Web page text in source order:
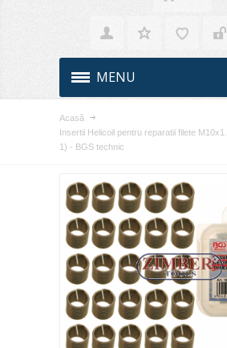
MENU
Acasă
Insertii Helicoil pentru reparatii filete
1) - BGS technic